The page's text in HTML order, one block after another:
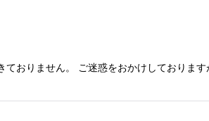
おりません。 ご迷惑をおかけしておりま